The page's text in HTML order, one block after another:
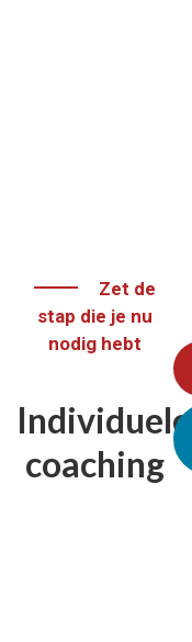
Zet de
stap die je nu
nodig hebt
Individuele
coaching